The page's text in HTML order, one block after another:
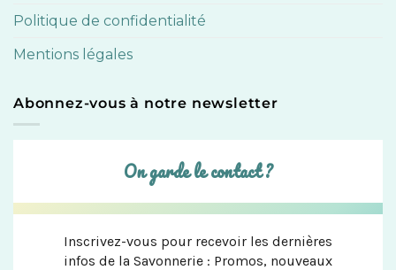
Politique de confidentialité
Mentions légales
Abonnez-vous à notre newsletter
On garde le contact ?
Inscrivez-vous pour recevoir les dernières
infos de la Savonnerie : Promos, nouveaux